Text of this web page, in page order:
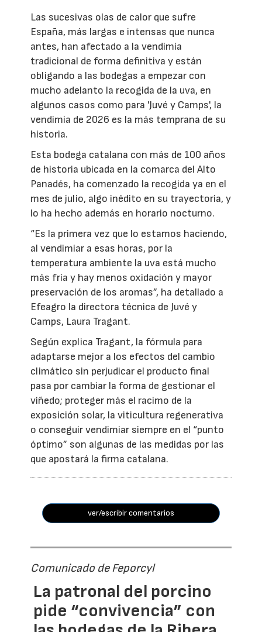
Las sucesivas olas de calor que sufre
España, más largas e intensas que nunca
antes, han afectado a la vendimia
tradicional de forma definitiva y están
obligando a las bodegas a empezar con
mucho adelanto la recogida de la uva, en
algunos casos como para 'Juvé y Camps', la
vendimia de 2026 es la más temprana de su
historia.
Esta bodega catalana con más de 100 años
de historia ubicada en la comarca del Alto
Panadés, ha comenzado la recogida ya en el
mes de julio, algo inédito en su trayectoria, y
lo ha hecho además en horario nocturno.
“Es la primera vez que lo estamos haciendo,
al vendimiar a esas horas, por la
temperatura ambiente la uva está mucho
más fría y hay menos oxidación y mayor
preservación de los aromas”, ha detallado a
Efeagro la directora técnica de Juvé y
Camps, Laura Tragant.
Según explica Tragant, la fórmula para
adaptarse mejor a los efectos del cambio
climático sin perjudicar el producto final
pasa por cambiar la forma de gestionar el
viñedo; proteger más el racimo de la
exposición solar, la viticultura regenerativa
o conseguir vendimiar siempre en el “punto
óptimo” son algunas de las medidas por las
que apostará la firma catalana.
ver/escribir comentarios
Comunicado de Feporcyl
La patronal del porcino
pide “convivencia” con